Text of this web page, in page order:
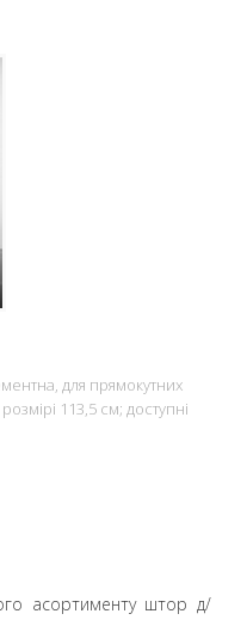
для прямокутних
113,5 см; доступні
асортименту штор д/